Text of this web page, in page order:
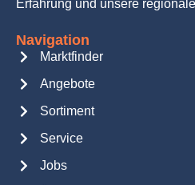
Erfahrung und unsere
Navigation
Marktfinder
Angebote
Sortiment
Service
Jobs